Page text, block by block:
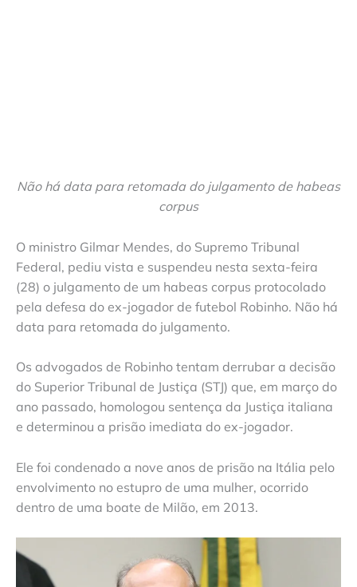
Não há data para retomada do julgamento de habeas
corpus
O ministro Gilmar Mendes, do Supremo Tribunal
Federal, pediu vista e suspendeu nesta sexta-feira
(28) o julgamento de um habeas corpus protocolado
pela defesa do ex-jogador de futebol Robinho. Não há
data para retomada do julgamento.
Os advogados de Robinho tentam derrubar a decisão
do Superior Tribunal de Justiça (STJ) que, em março do
ano passado, homologou sentença da Justiça italiana
e determinou a prisão imediata do ex-jogador.
Ele foi condenado a nove anos de prisão na Itália pelo
envolvimento no estupro de uma mulher, ocorrido
dentro de uma boate de Milão, em 2013.